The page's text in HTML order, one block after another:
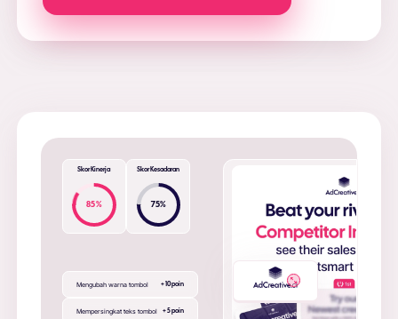
Skor Kinerja
85%
Skor Kesadaran
75%
Mengubah warna tombol + 10 poin
Mempersingkat teks tombol + 5 poin